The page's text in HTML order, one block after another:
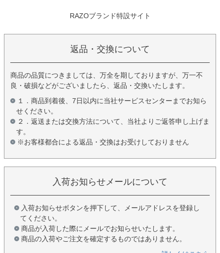
RAZOブランド特設サイト
返品・交換について
商品の品質につきましては、万全を期しておりますが、万一不
良・破損などがございましたら、返品・交換いたします。
１．商品到着後、7日以内に当社サービスセンターまでお知ら
せください。
２．返送または交換方法について、当社よりご返答申し上げま
す。
※お客様都合による返品・交換はお受けしておりません
入荷お知らせメールについて
入荷お知らせボタンを押下して、メールアドレスを登録し
てください。
商品が入荷した際にメールでお知らせいたします。
商品の入荷やご注文を確定するものではありません。